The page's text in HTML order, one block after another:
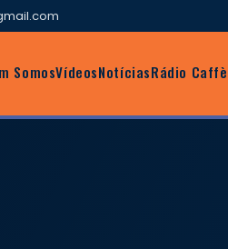
SomosVídeosNotíciasRádio Caffè